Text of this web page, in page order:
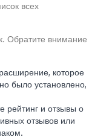
всех
Обратите внимание
которое
было установлено,
рейтинг и отзывы о
отзывов или